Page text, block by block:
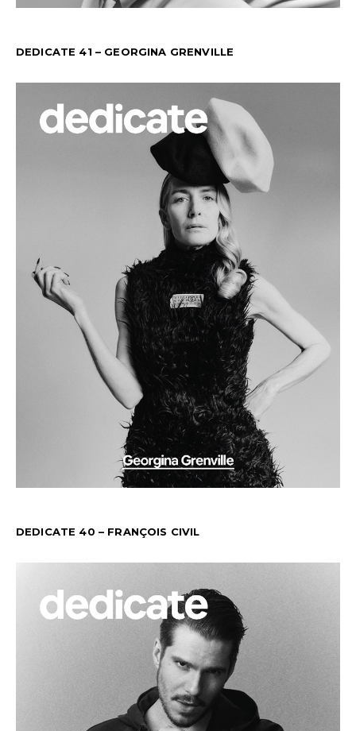
DEDICATE 41 – GEORGINA GRENVILLE
DEDICATE 40 – FRANÇOIS CIVIL